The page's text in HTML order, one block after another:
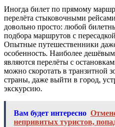
Иногда билет по прямому
перелёта стыковочными
довольно просто: любой
подбора маршрутов с
Опытные путешественники
особенность. Наиболее
являются перелёты с
можно скоротать в транзитной
страны, даже выйти в город,
экскурсию.
Вам будет интересно
непривитых туристов,